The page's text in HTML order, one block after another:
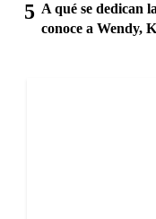
A qué se dedican
conoce a Wendy,